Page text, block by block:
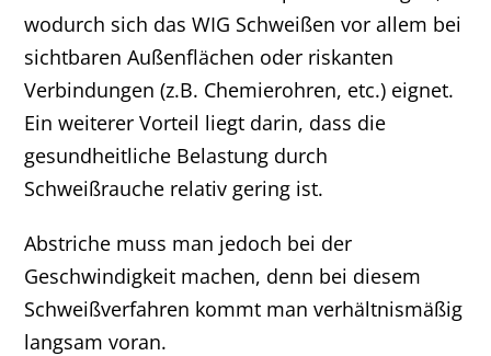
wodurch sich das WIG Schweißen vor allem bei
sichtbaren Außenflächen oder riskanten
Verbindungen (z.B. Chemierohren, etc.) eignet.
Ein weiterer Vorteil liegt darin, dass die
gesundheitliche Belastung durch
Schweißrauche relativ gering ist.
Abstriche muss man jedoch bei der
Geschwindigkeit machen, denn bei diesem
Schweißverfahren kommt man verhältnismäßig
langsam voran.